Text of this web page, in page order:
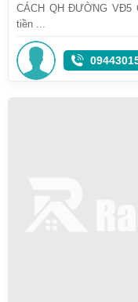
CÁCH QH ĐƯỜNG
tiền ...